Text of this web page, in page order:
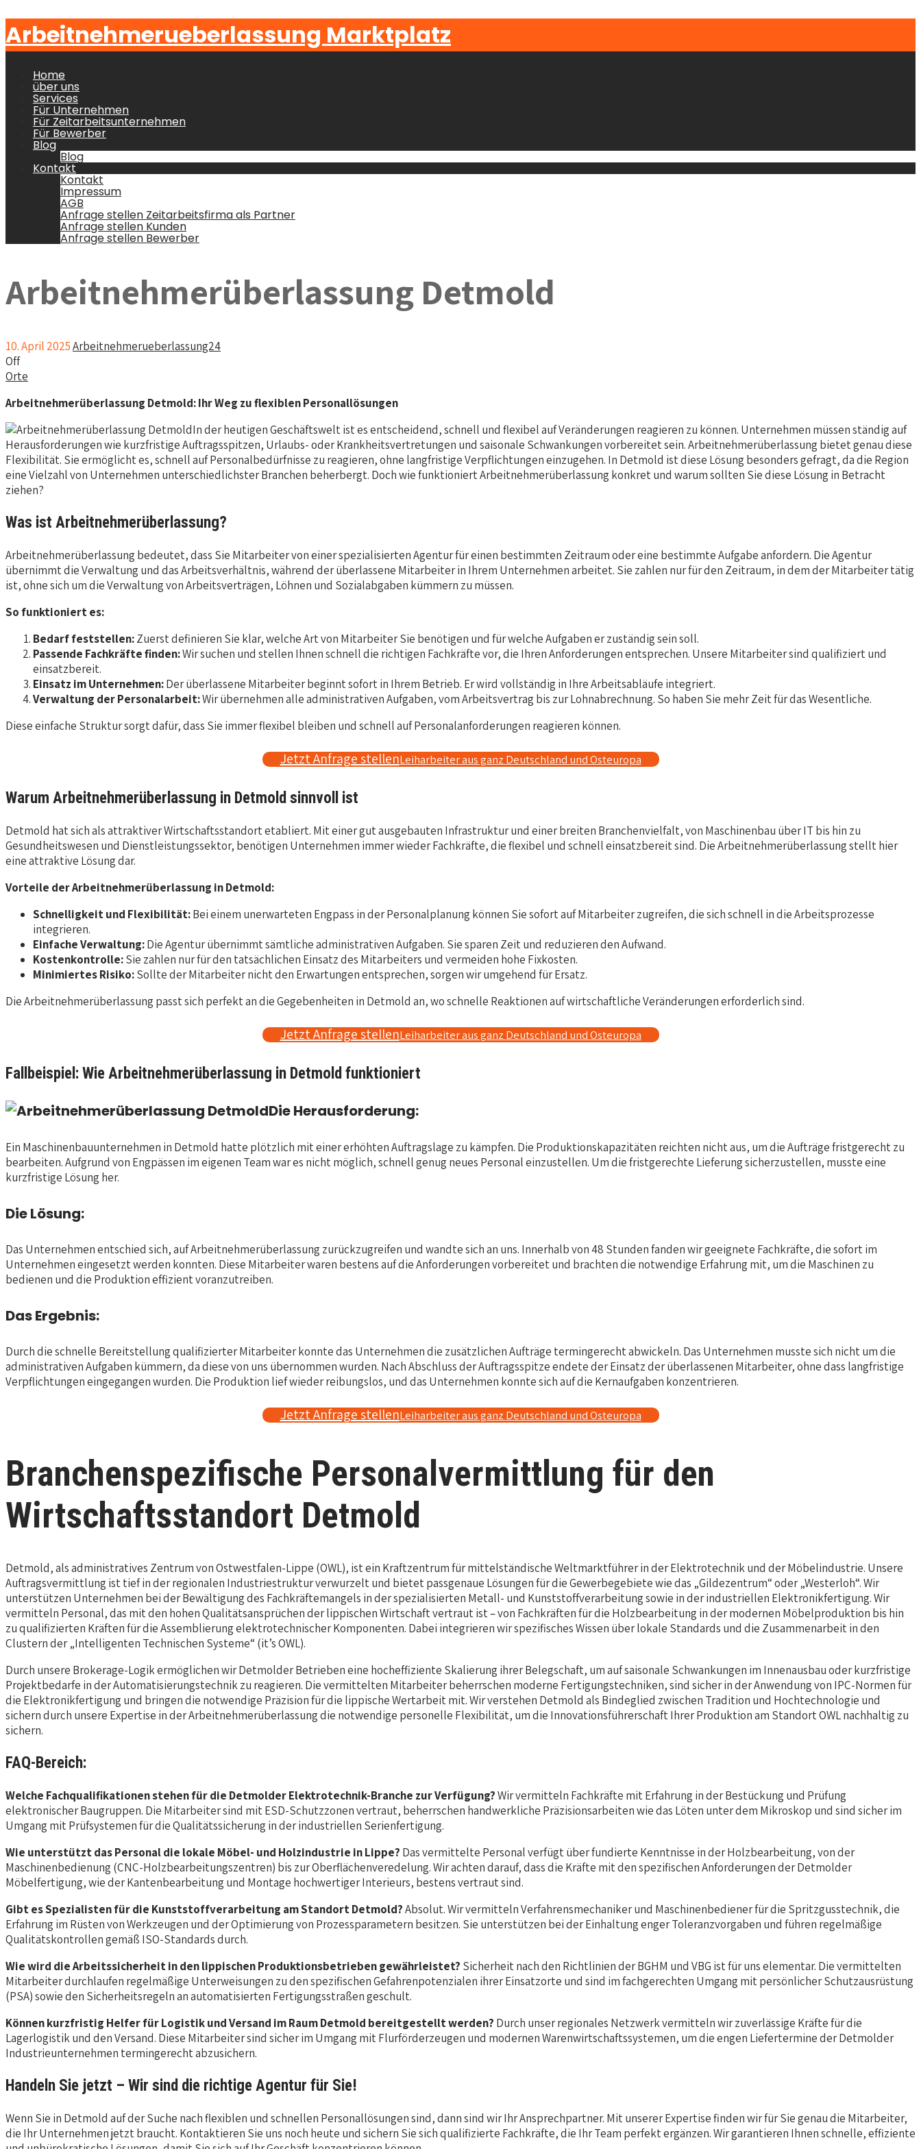
Arbeitnehmerueberlassung Marktplatz
Home
über uns
Services
Für Unternehmen
Für Zeitarbeitsunternehmen
Für Bewerber
Blog
Blog
Kontakt
Kontakt
Impressum
AGB
Anfrage stellen Zeitarbeitsfirma als Partner
Anfrage stellen Kunden
Anfrage stellen Bewerber
Arbeitnehmerüberlassung Detmold
10. April 2025Arbeitnehmerueberlassung24
Off
Orte
Arbeitnehmerüberlassung Detmold: Ihr Weg zu flexiblen Personallösungen
In der heutigen Geschäftswelt ist es entscheidend, schnell und flexibel auf Veränderungen reagieren zu können. Unternehmen müssen ständig auf
Herausforderungen wie kurzfristige Auftragsspitzen, Urlaubs- oder Krankheitsvertretungen und saisonale Schwankungen vorbereitet sein. Arbeitnehmerüberlassung bietet genau diese
Flexibilität. Sie ermöglicht es, schnell auf Personalbedürfnisse zu reagieren, ohne langfristige Verpflichtungen einzugehen. In Detmold ist diese Lösung besonders gefragt, da die Region
eine Vielzahl von Unternehmen unterschiedlichster Branchen beherbergt. Doch wie funktioniert Arbeitnehmerüberlassung konkret und warum sollten Sie diese Lösung in Betracht
ziehen?
Was ist Arbeitnehmerüberlassung?
Arbeitnehmerüberlassung bedeutet, dass Sie Mitarbeiter von einer spezialisierten Agentur für einen bestimmten Zeitraum oder eine bestimmte Aufgabe anfordern. Die Agentur
übernimmt die Verwaltung und das Arbeitsverhältnis, während der überlassene Mitarbeiter in Ihrem Unternehmen arbeitet. Sie zahlen nur für den Zeitraum, in dem der Mitarbeiter tätig
ist, ohne sich um die Verwaltung von Arbeitsverträgen, Löhnen und Sozialabgaben kümmern zu müssen.
So funktioniert es:
Bedarf feststellen:Zuerst definieren Sie klar, welche Art von Mitarbeiter Sie benötigen und für welche Aufgaben er zuständig sein soll.
Passende Fachkräfte finden:Wir suchen und stellen Ihnen schnell die richtigen Fachkräfte vor, die Ihren Anforderungen entsprechen. Unsere Mitarbeiter sind qualifiziert und
einsatzbereit.
Einsatz im Unternehmen:Der überlassene Mitarbeiter beginnt sofort in Ihrem Betrieb. Er wird vollständig in Ihre Arbeitsabläufe integriert.
Verwaltung der Personalarbeit:Wir übernehmen alle administrativen Aufgaben, vom Arbeitsvertrag bis zur Lohnabrechnung. So haben Sie mehr Zeit für das Wesentliche.
Diese einfache Struktur sorgt dafür, dass Sie immer flexibel bleiben und schnell auf Personalanforderungen reagieren können.
Jetzt Anfrage stellenLeiharbeiter aus ganz Deutschland und Osteuropa
Warum Arbeitnehmerüberlassung in Detmold sinnvoll ist
Detmold hat sich als attraktiver Wirtschaftsstandort etabliert. Mit einer gut ausgebauten Infrastruktur und einer breiten Branchenvielfalt, von Maschinenbau über IT bis hin zu
Gesundheitswesen und Dienstleistungssektor, benötigen Unternehmen immer wieder Fachkräfte, die flexibel und schnell einsatzbereit sind. Die Arbeitnehmerüberlassung stellt hier
eine attraktive Lösung dar.
Vorteile der Arbeitnehmerüberlassung in Detmold:
Schnelligkeit und Flexibilität:Bei einem unerwarteten Engpass in der Personalplanung können Sie sofort auf Mitarbeiter zugreifen, die sich schnell in die Arbeitsprozesse
integrieren.
Einfache Verwaltung:Die Agentur übernimmt sämtliche administrativen Aufgaben. Sie sparen Zeit und reduzieren den Aufwand.
Kostenkontrolle:Sie zahlen nur für den tatsächlichen Einsatz des Mitarbeiters und vermeiden hohe Fixkosten.
Minimiertes Risiko:Sollte der Mitarbeiter nicht den Erwartungen entsprechen, sorgen wir umgehend für Ersatz.
Die Arbeitnehmerüberlassung passt sich perfekt an die Gegebenheiten in Detmold an, wo schnelle Reaktionen auf wirtschaftliche Veränderungen erforderlich sind.
Jetzt Anfrage stellenLeiharbeiter aus ganz Deutschland und Osteuropa
Fallbeispiel: Wie Arbeitnehmerüberlassung in Detmold funktioniert
Die Herausforderung:
Ein Maschinenbauunternehmen in Detmold hatte plötzlich mit einer erhöhten Auftragslage zu kämpfen. Die Produktionskapazitäten reichten nicht aus, um die Aufträge fristgerecht zu
bearbeiten. Aufgrund von Engpässen im eigenen Team war es nicht möglich, schnell genug neues Personal einzustellen. Um die fristgerechte Lieferung sicherzustellen, musste eine
kurzfristige Lösung her.
Die Lösung:
Das Unternehmen entschied sich, auf Arbeitnehmerüberlassung zurückzugreifen und wandte sich an uns. Innerhalb von 48 Stunden fanden wir geeignete Fachkräfte, die sofort im
Unternehmen eingesetzt werden konnten. Diese Mitarbeiter waren bestens auf die Anforderungen vorbereitet und brachten die notwendige Erfahrung mit, um die Maschinen zu
bedienen und die Produktion effizient voranzutreiben.
Das Ergebnis:
Durch die schnelle Bereitstellung qualifizierter Mitarbeiter konnte das Unternehmen die zusätzlichen Aufträge termingerecht abwickeln. Das Unternehmen musste sich nicht um die
administrativen Aufgaben kümmern, da diese von uns übernommen wurden. Nach Abschluss der Auftragsspitze endete der Einsatz der überlassenen Mitarbeiter, ohne dass langfristige
Verpflichtungen eingegangen wurden. Die Produktion lief wieder reibungslos, und das Unternehmen konnte sich auf die Kernaufgaben konzentrieren.
Jetzt Anfrage stellenLeiharbeiter aus ganz Deutschland und Osteuropa
Branchenspezifische Personalvermittlung für den
Wirtschaftsstandort Detmold
Detmold, als administratives Zentrum von Ostwestfalen-Lippe (OWL), ist ein Kraftzentrum für mittelständische Weltmarktführer in der Elektrotechnik und der Möbelindustrie. Unsere
Auftragsvermittlung ist tief in der regionalen Industriestruktur verwurzelt und bietet passgenaue Lösungen für die Gewerbegebiete wie das „Gildezentrum“ oder „Westerloh“. Wir
unterstützen Unternehmen bei der Bewältigung des Fachkräftemangels in der spezialisierten Metall- und Kunststoffverarbeitung sowie in der industriellen Elektronikfertigung. Wir
vermitteln Personal, das mit den hohen Qualitätsansprüchen der lippischen Wirtschaft vertraut ist – von Fachkräften für die Holzbearbeitung in der modernen Möbelproduktion bis hin
zu qualifizierten Kräften für die Assemblierung elektrotechnischer Komponenten. Dabei integrieren wir spezifisches Wissen über lokale Standards und die Zusammenarbeit in den
Clustern der „Intelligenten Technischen Systeme“ (it’s OWL).
Durch unsere Brokerage-Logik ermöglichen wir Detmolder Betrieben eine hocheffiziente Skalierung ihrer Belegschaft, um auf saisonale Schwankungen im Innenausbau oder kurzfristige
Projektbedarfe in der Automatisierungstechnik zu reagieren. Die vermittelten Mitarbeiter beherrschen moderne Fertigungstechniken, sind sicher in der Anwendung von IPC-Normen für
die Elektronikfertigung und bringen die notwendige Präzision für die lippische Wertarbeit mit. Wir verstehen Detmold als Bindeglied zwischen Tradition und Hochtechnologie und
sichern durch unsere Expertise in der Arbeitnehmerüberlassung die notwendige personelle Flexibilität, um die Innovationsführerschaft Ihrer Produktion am Standort OWL nachhaltig zu
sichern.
FAQ-Bereich:
Welche Fachqualifikationen stehen für die Detmolder Elektrotechnik-Branche zur Verfügung?Wir vermitteln Fachkräfte mit Erfahrung in der Bestückung und Prüfung
elektronischer Baugruppen. Die Mitarbeiter sind mit ESD-Schutzzonen vertraut, beherrschen handwerkliche Präzisionsarbeiten wie das Löten unter dem Mikroskop und sind sicher im
Umgang mit Prüfsystemen für die Qualitätssicherung in der industriellen Serienfertigung.
Wie unterstützt das Personal die lokale Möbel- und Holzindustrie in Lippe? Das vermittelte Personal verfügt über fundierte Kenntnisse in der Holzbearbeitung, von der
Maschinenbedienung (CNC-Holzbearbeitungszentren) bis zur Oberflächenveredelung. Wir achten darauf, dass die Kräfte mit den spezifischen Anforderungen der Detmolder
Möbelfertigung, wie der Kantenbearbeitung und Montage hochwertiger Interieurs, bestens vertraut sind.
Gibt es Spezialisten für die Kunststoffverarbeitung am Standort Detmold?Absolut. Wir vermitteln Verfahrensmechaniker und Maschinenbediener für die Spritzgusstechnik, die
Erfahrung im Rüsten von Werkzeugen und der Optimierung von Prozessparametern besitzen. Sie unterstützen bei der Einhaltung enger Toleranzvorgaben und führen regelmäßige
Qualitätskontrollen gemäß ISO-Standards durch.
Wie wird die Arbeitssicherheit in den lippischen Produktionsbetrieben gewährleistet? Sicherheit nach den Richtlinien der BGHM und VBG ist für uns elementar. Die vermittelten
Mitarbeiter durchlaufen regelmäßige Unterweisungen zu den spezifischen Gefahrenpotenzialen ihrer Einsatzorte und sind im fachgerechten Umgang mit persönlicher Schutzausrüstung
(PSA) sowie den Sicherheitsregeln an automatisierten Fertigungsstraßen geschult.
Können kurzfristig Helfer für Logistik und Versand im Raum Detmold bereitgestellt werden? Durch unser regionales Netzwerk vermitteln wir zuverlässige Kräfte für die
Lagerlogistik und den Versand. Diese Mitarbeiter sind sicher im Umgang mit Flurförderzeugen und modernen Warenwirtschaftssystemen, um die engen Liefertermine der Detmolder
Industrieunternehmen termingerecht abzusichern.
Handeln Sie jetzt – Wir sind die richtige Agentur für Sie!
Wenn Sie in Detmold auf der Suche nach flexiblen und schnellen Personallösungen sind, dann sind wir Ihr Ansprechpartner. Mit unserer Expertise finden wir für Sie genau die Mitarbeiter,
die Ihr Unternehmen jetzt braucht. Kontaktieren Sie uns noch heute und sichern Sie sich qualifizierte Fachkräfte, die Ihr Team perfekt ergänzen. Wir garantieren Ihnen schnelle, effiziente